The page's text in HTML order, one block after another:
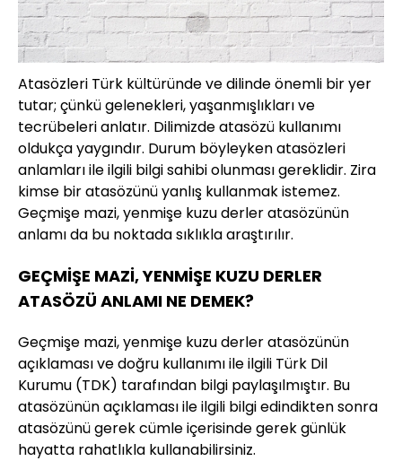
Atasözleri Türk kültüründe ve dilinde önemli bir yer
tutar; çünkü gelenekleri, yaşanmışlıkları ve
tecrübeleri anlatır. Dilimizde atasözü kullanımı
oldukça yaygındır. Durum böyleyken atasözleri
anlamları ile ilgili bilgi sahibi olunması gereklidir. Zira
kimse bir atasözünü yanlış kullanmak istemez.
Geçmişe mazi, yenmişe kuzu derler atasözünün
anlamı da bu noktada sıklıkla araştırılır.
GEÇMİŞE MAZİ, YENMİŞE KUZU DERLER
ATASÖZÜ ANLAMI NE DEMEK?
Geçmişe mazi, yenmişe kuzu derler atasözünün
açıklaması ve doğru kullanımı ile ilgili Türk Dil
Kurumu (TDK) tarafından bilgi paylaşılmıştır. Bu
atasözünün açıklaması ile ilgili bilgi edindikten sonra
atasözünü gerek cümle içerisinde gerek günlük
hayatta rahatlıkla kullanabilirsiniz.